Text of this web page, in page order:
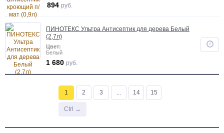
894 руб.
ПИНОТЕКС Ультра Антисептик для дерева Белый
(2,7л)
Цвет:
Белый
1 680 руб.
1 2 3 ... 14 15
Ctrl →